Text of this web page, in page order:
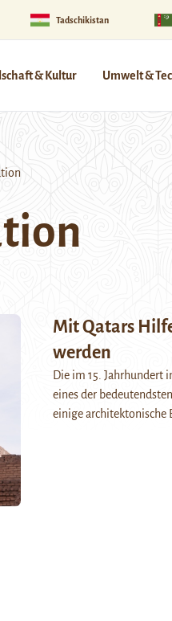
Tadschikistan
& Kultur Umwelt &
Mit Qatars
werden
Die im 15. Jahrhundert
eines der
einige architektonische